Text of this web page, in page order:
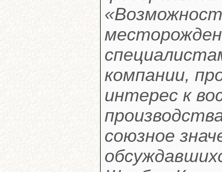
компании,
интерес к
союзное